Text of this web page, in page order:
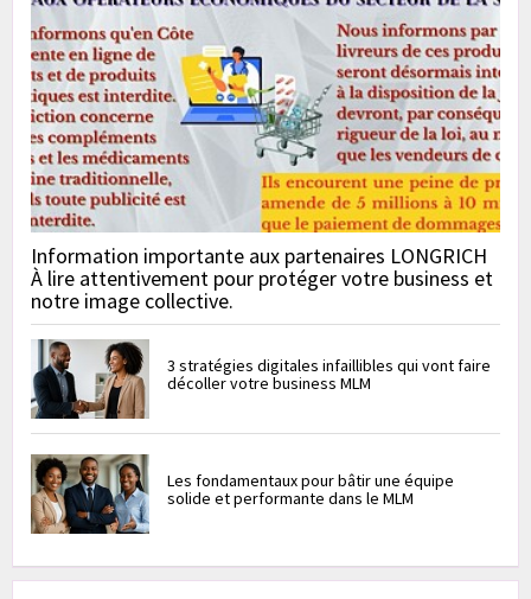
Information importante aux partenaires LONGRICH
À lire attentivement pour protéger votre business et
notre image collective.
3 stratégies digitales infaillibles qui vont faire
décoller votre business MLM
Les fondamentaux pour bâtir une équipe
solide et performante dans le MLM